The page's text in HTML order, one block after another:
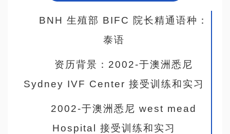
BNH 生殖部 BIFC 院长精通语种：
泰语
资历背景：2002-于澳洲悉尼
Sydney IVF Center 接受训练和实习
2002-于澳洲悉尼 west mead
Hospital 接受训练和实习